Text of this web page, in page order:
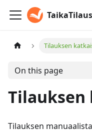
TaikaTilaus
Tilauksen
On this page
Tilauksen
Tilauksen